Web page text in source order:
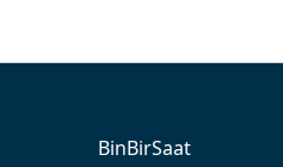
BinBirSaat